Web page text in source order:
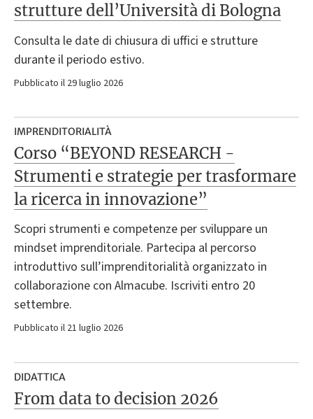
strutture dell’Università di Bologna
Consulta le date di chiusura di uffici e strutture
durante il periodo estivo.
Pubblicato il 29 luglio 2026
IMPRENDITORIALITÀ
Corso “BEYOND RESEARCH -
Strumenti e strategie per trasformare
la ricerca in innovazione”
Scopri strumenti e competenze per sviluppare un
mindset imprenditoriale. Partecipa al percorso
introduttivo sull’imprenditorialità organizzato in
collaborazione con Almacube. Iscriviti entro 20
settembre.
Pubblicato il 21 luglio 2026
DIDATTICA
From data to decision 2026